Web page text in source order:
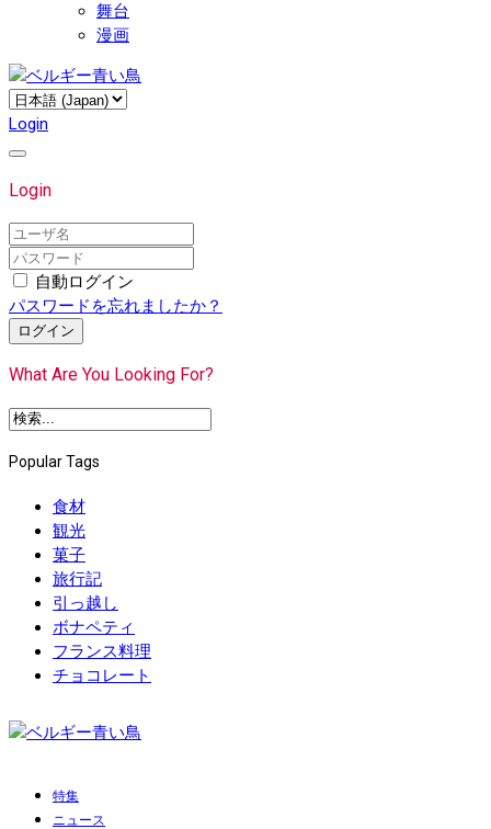
舞台
漫画
Login
Login
自動ログイン
パスワードを忘れましたか？
ログイン
What Are You Looking For?
Popular Tags
食材
観光
菓子
旅行記
引っ越し
ボナペティ
フランス料理
チョコレート
特集
ニュース